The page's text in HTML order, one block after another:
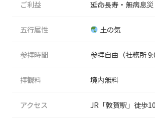
ご利益 延命長寿・無病息災
五行属性 土の気
参拝時間 参拝自由（社務所
拝観料 境内無料
アクセス JR「敦賀駅」徒歩